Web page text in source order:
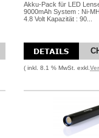
Akku-Pack für LED
9000mAh System : Ni-
4.8 Volt Kapazität : 90...
( inkl. 8.1 % MwSt. exkl.